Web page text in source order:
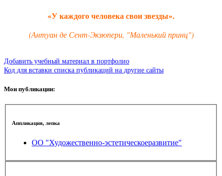
«У каждого человека свои звезды».
(Антуан де Сент-Экзюпери, "Маленький принц")
Добавить учебный материал в портфолио
Код для вставки списка публикаций на другие сайты
Мои публикации:
Аппликация, лепка
ОО "Художественно-эстетическоеразвитие"